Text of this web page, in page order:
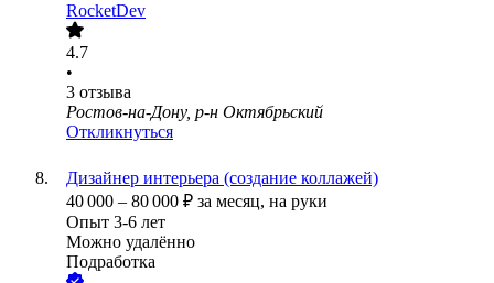
RocketDev
4.7
•
3 отзыва
Ростов-на-Дону, р-н Октябрьский
Откликнуться
Дизайнер интерьера (создание коллажей)
40 000 – 80 000 ₽ за месяц, на руки
Опыт 3-6 лет
Можно удалённо
Подработка